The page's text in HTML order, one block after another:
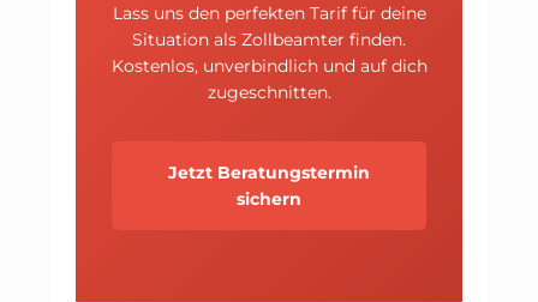
Lass uns den perfekten Tarif für deine
Situation als Zollbeamter finden.
Kostenlos, unverbindlich und auf dich
zugeschnitten.
Jetzt Beratungstermin
sichern